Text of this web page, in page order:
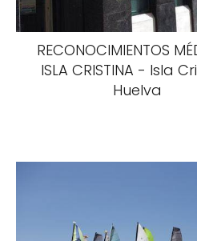
RECONOCIMIENTOS
ISLA CRISTINA - Isla
Huelva